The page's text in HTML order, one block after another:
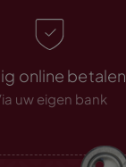
online betalen
uw eigen bank